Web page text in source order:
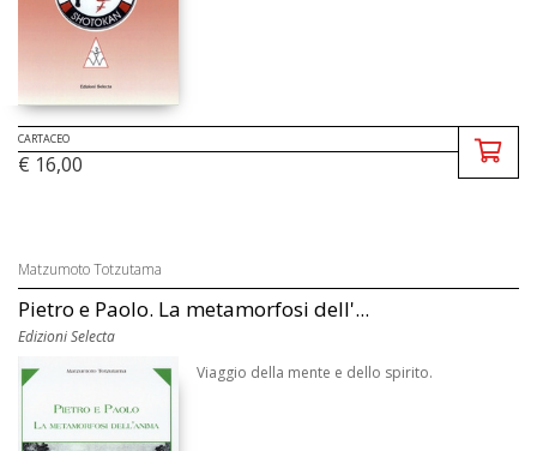
CARTACEO
€ 16,00
Matzumoto Totzutama
Pietro e Paolo. La metamorfosi dell'...
Edizioni Selecta
Viaggio della mente e dello spirito.